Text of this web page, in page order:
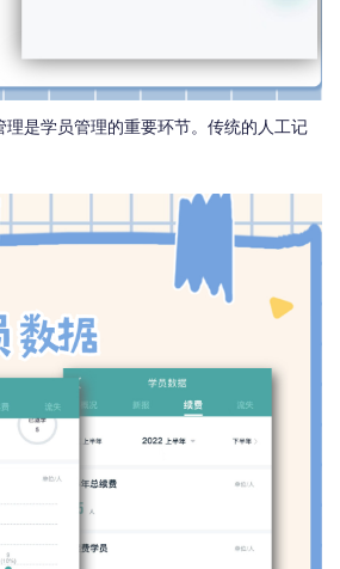
理是学员管理的重要环节。传统的人工记